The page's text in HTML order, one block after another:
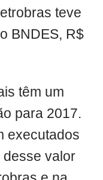
teve
BNDES, R$
têm um
para 2017.
executados
desse valor